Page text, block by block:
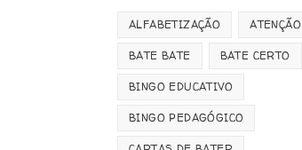
ALFABETIZAÇÃO ATENÇÃO
BATE BATE BATE CERTO
BINGO EDUCATIVO
BINGO PEDAGÓGICO